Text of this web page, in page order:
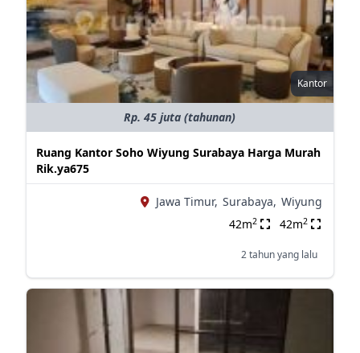
Kantor
Rp. 45 juta (tahunan)
Ruang Kantor Soho Wiyung Surabaya Harga Murah
Rik.ya675
Jawa Timur, Surabaya, Wiyung
42m2 42m2
2 tahun yang lalu